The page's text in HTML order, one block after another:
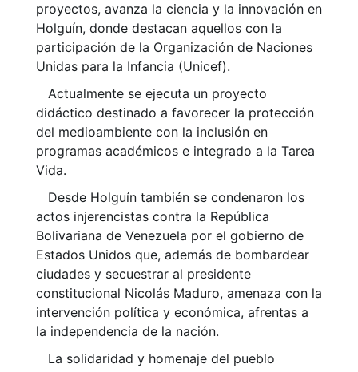
proyectos, avanza la ciencia y la innovación en
Holguín, donde destacan aquellos con la
participación de la Organización de Naciones
Unidas para la Infancia (Unicef).
Actualmente se ejecuta un proyecto
didáctico destinado a favorecer la protección
del medioambiente con la inclusión en
programas académicos e integrado a la Tarea
Vida.
Desde Holguín también se condenaron los
actos injerencistas contra la República
Bolivariana de Venezuela por el gobierno de
Estados Unidos que, además de bombardear
ciudades y secuestrar al presidente
constitucional Nicolás Maduro, amenaza con la
intervención política y económica, afrentas a
la independencia de la nación.
La solidaridad y homenaje del pueblo